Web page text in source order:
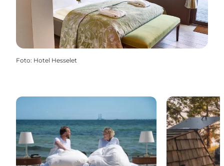
Foto: Hotel Hesselet
Hoteller i Nyborg Shelters og